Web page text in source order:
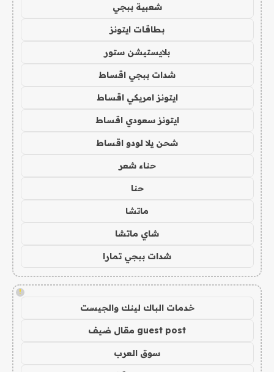
شعبية ببجي
بطاقات ايتونز
بلايستيشن ستور
شدات ببجي اقساط
ايتونز امريكي اقساط
ايتونز سعودي اقساط
شحن يلا لودو اقساط
حناء شعر
حنا
ماتشا
شاي ماتشا
شدات ببجي تمارا
!
خدمات الباك لينك والجيست
guest post مقال ضيف
سوق العرب